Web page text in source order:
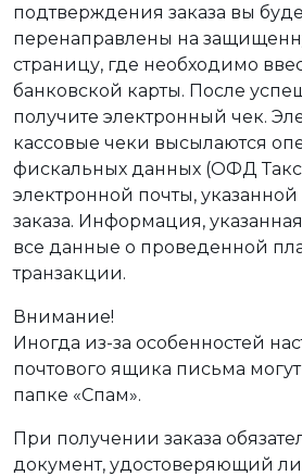
подтверждения заказа вы
перенаправлены на
страницу, где необходимо
банковской карты. После
получите электронный чек.
кассовые чеки высылаются
фискальных данных (ОФД
электронной почты,
заказа. Информация,
все данные о проведенной
транзакции.
Внимание!
Иногда из-за особенностей
почтового ящика письма
папке «Спам».
При получении заказа
документ, удостоверяющий